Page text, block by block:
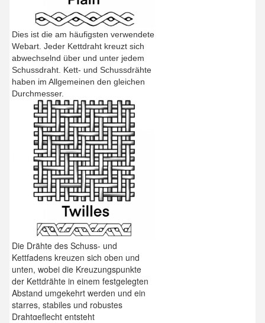
Dies ist die am häufigsten verwendete
Webart. Jeder Kettdraht kreuzt sich
abwechselnd über und unter jedem
Schussdraht. Kett- und Schussdrähte
haben im Allgemeinen den gleichen
Durchmesser.
Die Drähte des Schuss- und
Kettfadens kreuzen sich oben und
unten, wobei die Kreuzungspunkte
der Kettdrähte in einem festgelegten
Abstand umgekehrt werden und ein
starres, stabiles und robustes
Drahtgeflecht entsteht